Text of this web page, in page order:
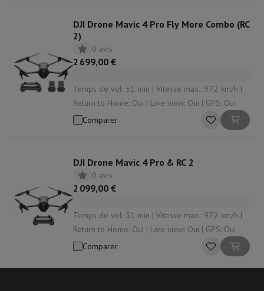
DJI Drone Mavic 4 Pro Fly More Combo (RC
2)
0 avis
2 699,00 €
Temps de vol: 51 min | Vitesse max.: 97.2 km/h |
Return to Home: Oui | Live view: Oui | GPS: Oui
Comparer
DJI Drone Mavic 4 Pro & RC 2
0 avis
2 099,00 €
Temps de vol: 51 min | Vitesse max.: 97.2 km/h |
Return to Home: Oui | Live view: Oui | GPS: Oui
Comparer